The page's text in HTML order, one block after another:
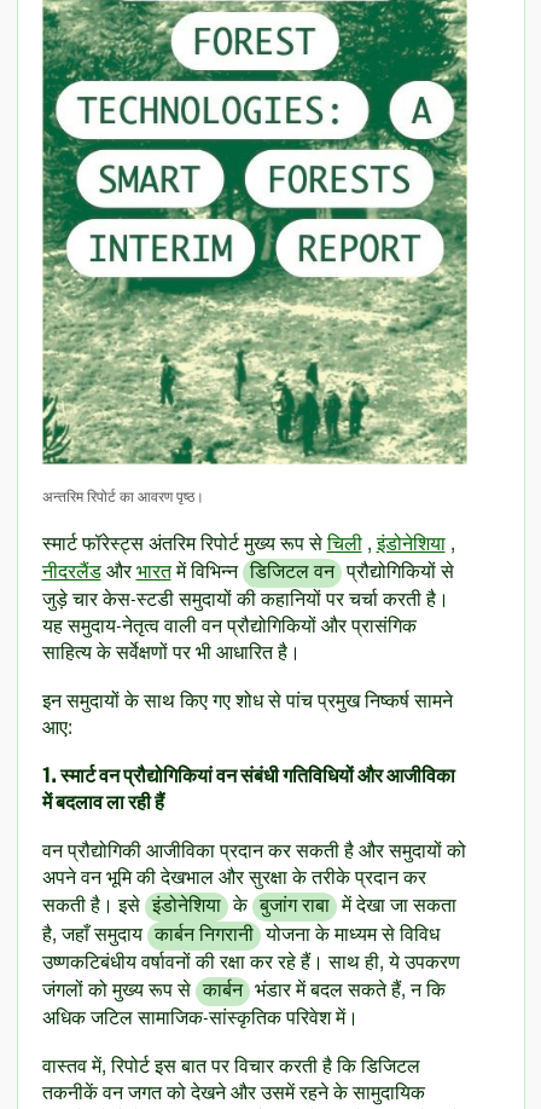
अन्तरिम रिपोर्ट का आवरण पृष्ठ।
स्मार्ट फॉरेस्ट्स अंतरिम रिपोर्ट मुख्य रूप सेचिली,इंडोनेशिया,
नीदरलैंडऔरभारतमें विभिन्न डिजिटल वन प्रौद्योगिकियों से
जुड़े चार केस-स्टडी समुदायों की कहानियों पर चर्चा करती है।
यह समुदाय-नेतृत्व वाली वन प्रौद्योगिकियों और प्रासंगिक
साहित्य के सर्वेक्षणों पर भी आधारित है।
इन समुदायों के साथ किए गए शोध से पांच प्रमुख निष्कर्ष सामने
आए:
1. स्मार्ट वन प्रौद्योगिकियां वन संबंधी गतिविधियों और आजीविका
में बदलाव ला रही हैं
वन प्रौद्योगिकी आजीविका प्रदान कर सकती है और समुदायों को
अपने वन भूमि की देखभाल और सुरक्षा के तरीके प्रदान कर
सकती है। इसे इंडोनेशिया के बुजांग राबा में देखा जा सकता
है, जहाँ समुदाय कार्बन निगरानी योजना के माध्यम से विविध
उष्णकटिबंधीय वर्षावनों की रक्षा कर रहे हैं। साथ ही, ये उपकरण
जंगलों को मुख्य रूप से कार्बन भंडार में बदल सकते हैं, न कि
अधिक जटिल सामाजिक-सांस्कृतिक परिवेश में।
वास्तव में, रिपोर्ट इस बात पर विचार करती है कि डिजिटल
तकनीकें वन जगत को देखने और उसमें रहने के सामुदायिक